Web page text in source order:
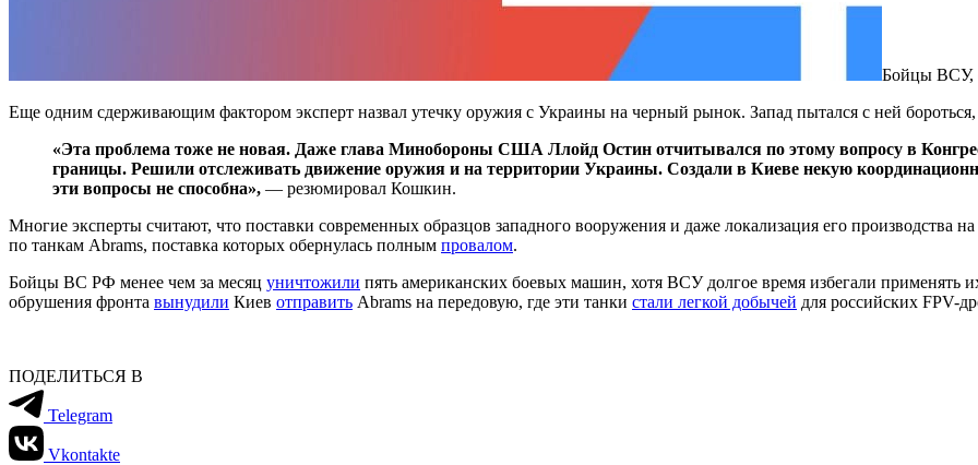
Бойцы ВСУ,
Еще одним сдерживающим фактором эксперт назвал утечку оружия с Украины на черный рынок. Запад пытался с ней бороться,
«Эта проблема тоже не новая. Даже глава Минобороны США Ллойд Остин отчитывался по этому вопросу в
границы. Решили отслеживать движение оружия и на территории Украины. Создали в Киеве некую
эти вопросы не способна», — резюмировал Кошкин.
Многие эксперты считают, что поставки современных образцов западного вооружения и даже локализация его производства
по танкам Abrams, поставка которых обернулась полным провалом.
Бойцы ВС РФ менее чем за месяц уничтожили пять американских боевых машин, хотя ВСУ долгое время избегали применять
обрушения фронта вынудили Киев отправить Abrams на передовую, где эти танки стали легкой добычей для российских FPV-
ПОДЕЛИТЬСЯ В
Telegram
Vkontakte